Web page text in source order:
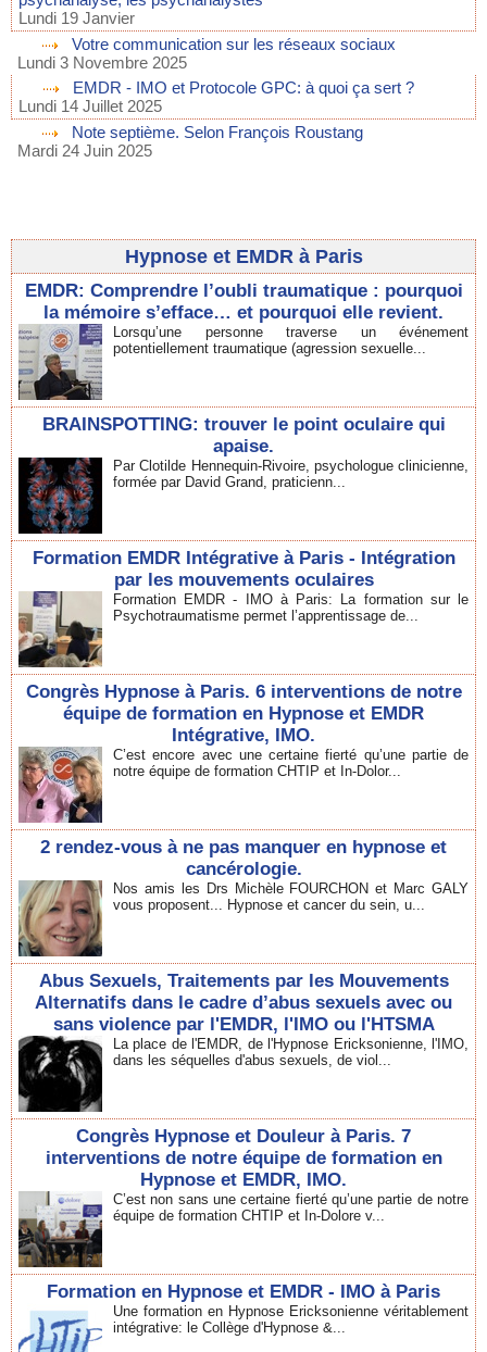
Lundi 19 Janvier
Votre communication sur les réseaux sociaux
Lundi 3 Novembre 2025
EMDR - IMO et Protocole GPC: à quoi ça sert ?
Lundi 14 Juillet 2025
Note septième. Selon François Roustang
Mardi 24 Juin 2025
Hypnose et EMDR à Paris
EMDR: Comprendre l’oubli traumatique : pourquoi
la mémoire s’efface… et pourquoi elle revient.
Lorsqu’une personne traverse un événement
potentiellement traumatique (agression sexuelle...
BRAINSPOTTING: trouver le point oculaire qui
apaise.
Par Clotilde Hennequin-Rivoire, psychologue clinicienne,
formée par David Grand, praticienn...
Formation EMDR Intégrative à Paris - Intégration
par les mouvements oculaires
Formation EMDR - IMO à Paris: La formation sur le
Psychotraumatisme permet l’apprentissage de...
Congrès Hypnose à Paris. 6 interventions de notre
équipe de formation en Hypnose et EMDR
Intégrative, IMO.
C’est encore avec une certaine fierté qu’une partie de
notre équipe de formation CHTIP et In-Dolor...
2 rendez-vous à ne pas manquer en hypnose et
cancérologie.
Nos amis les Drs Michèle FOURCHON et Marc GALY
vous proposent... Hypnose et cancer du sein, u...
Abus Sexuels, Traitements par les Mouvements
Alternatifs dans le cadre d’abus sexuels avec ou
sans violence par l'EMDR, l'IMO ou l'HTSMA
La place de l'EMDR, de l'Hypnose Ericksonienne, l'IMO,
dans les séquelles d'abus sexuels, de viol...
Congrès Hypnose et Douleur à Paris. 7
interventions de notre équipe de formation en
Hypnose et EMDR, IMO.
C’est non sans une certaine fierté qu’une partie de notre
équipe de formation CHTIP et In-Dolore v...
Formation en Hypnose et EMDR - IMO à Paris
Une formation en Hypnose Ericksonienne véritablement
intégrative: le Collège d'Hypnose &...